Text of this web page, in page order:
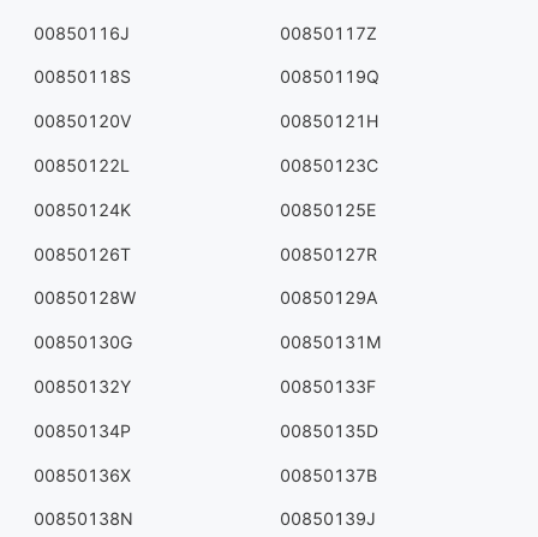
00850116J 00850117Z
00850118S 00850119Q
00850120V 00850121H
00850122L 00850123C
00850124K 00850125E
00850126T 00850127R
00850128W 00850129A
00850130G 00850131M
00850132Y 00850133F
00850134P 00850135D
00850136X 00850137B
00850138N 00850139J